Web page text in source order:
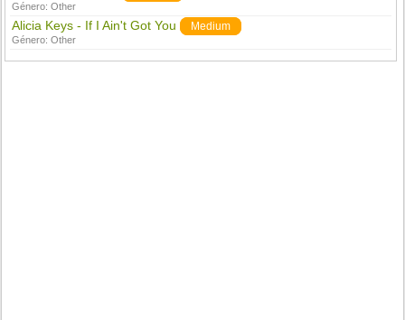
Género:Other
Alicia Keys - If I Ain't Got You Medium
Género:Other